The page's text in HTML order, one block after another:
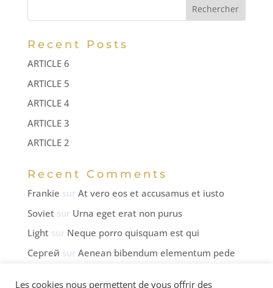
a
t
v
e
:
Rechercher
Recent Posts
ARTICLE 6
ARTICLE 5
ARTICLE 4
ARTICLE 3
ARTICLE 2
Recent Comments
Frankie sur At vero eos et accusamus et iusto
Sovietsur Urna eget erat non purus
Lightsur Neque porro quisquam est qui
Сергей sur Aenean bibendum elementum pede
Les cookies nous permettent de vous offrir des